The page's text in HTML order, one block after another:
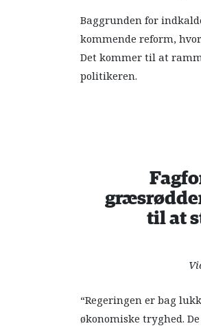
Baggrunden for
kommende reform,
Det kommer til at
politikeren.
til at
“Regeringen er bag
økonomiske tryghed.